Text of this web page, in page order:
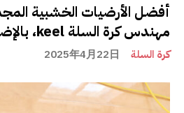
أفضل الأرضيات الخشبية
مهندس كرة السلة keel، بالإضافة إلى أهم الفوائد.
كرة السلة 2025年4月22日